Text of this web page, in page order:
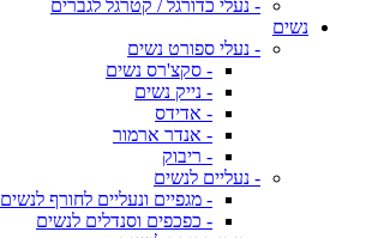
- נעלי כדורגל / קטרגל לגברים
נשים
- נעלי ספורט נשים
- סקצ'רס נשים
- נייק נשים
- אדידס
- אנדר ארמור
- ריבוק
- נעליים לנשים
- מגפיים ונעליים לחורף לנשים
- כפכפים וסנדלים לנשים